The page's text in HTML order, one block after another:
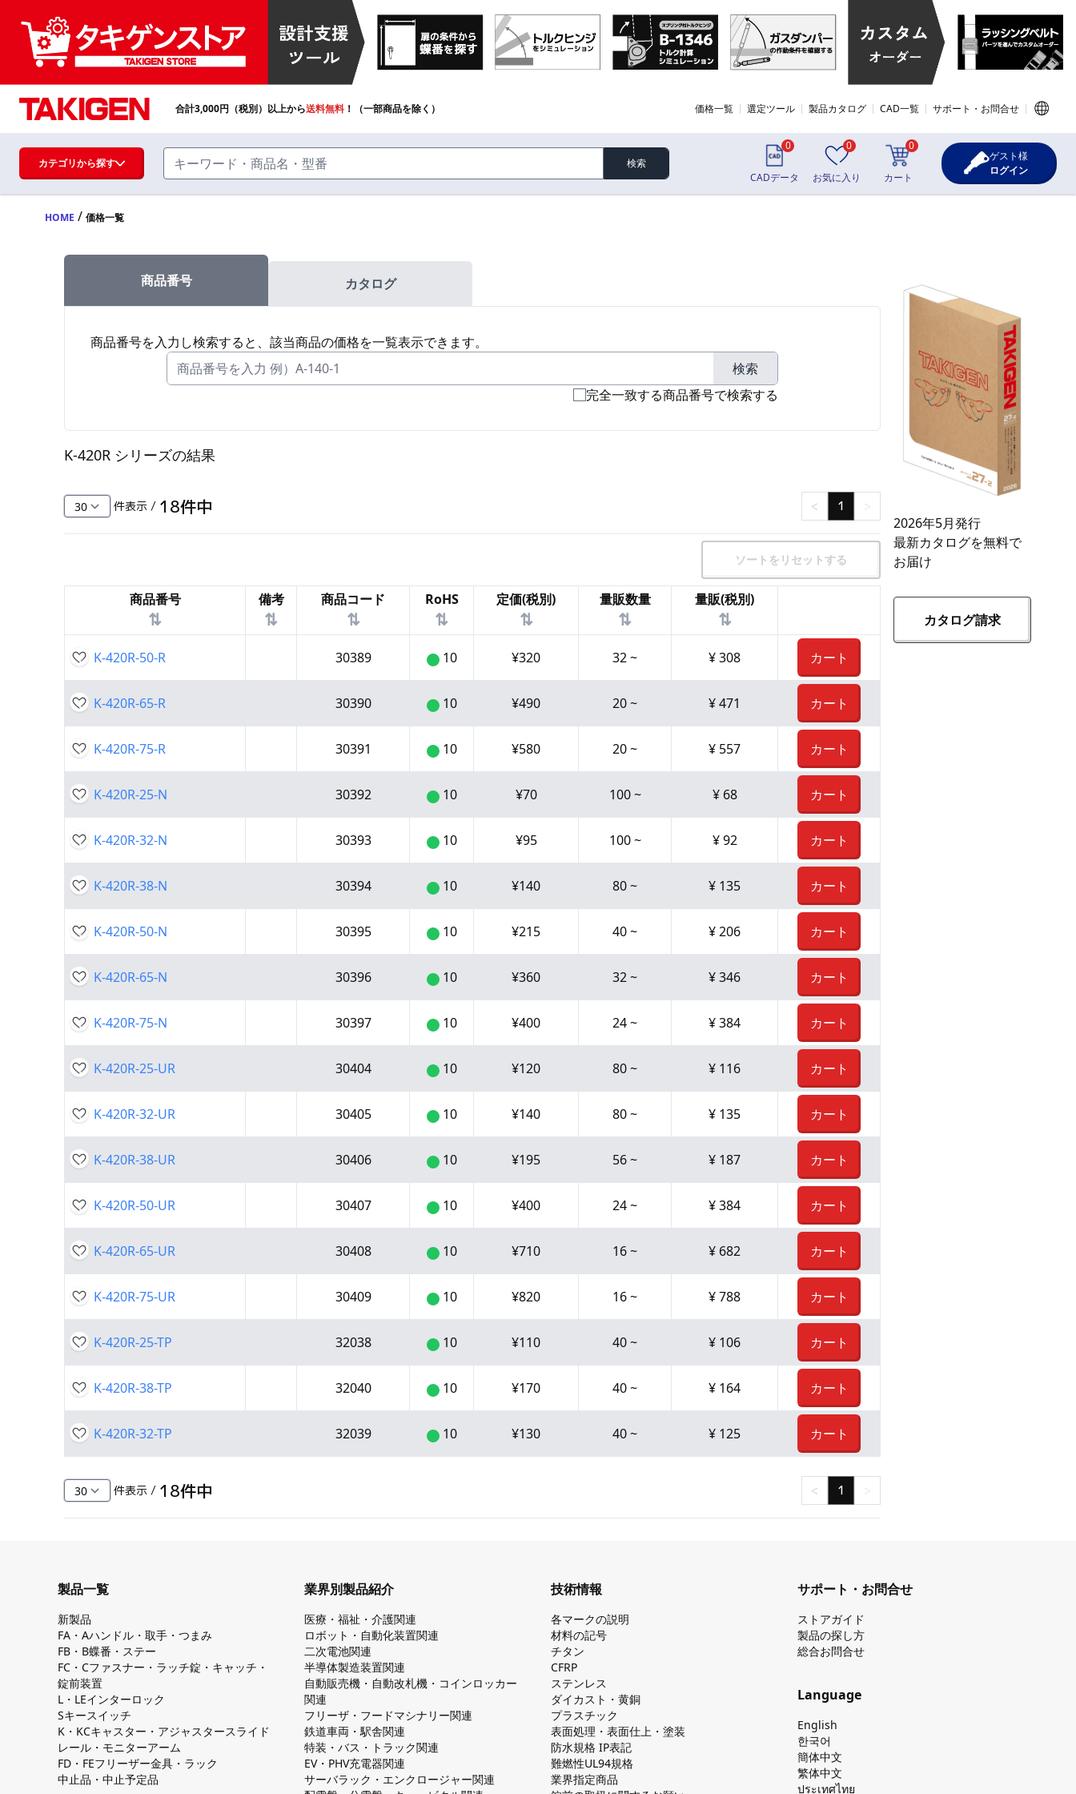
ハンドル・取手・つまみ・周辺機器
蝶番・ステー・周辺機器
FB・B
ファスナー・ラッチ錠・キャッチ・錠前
L・LE
S
キャスター・アジャスター・スライドレ
断熱・ライト・ラック
合計3,000円（税別）以上から送料無料 ！（一部商品を除く） 価格一覧 選定ツール 製品カタログ CAD一覧 サポート・お問合せ
カテゴリから探す 検索
0
CADデータ
0
お気に入り
0
カート
ゲスト様
ログイン
HOME / 価格一覧
商品番号 カタログ
商品番号を入力し検索すると、該当商品の価格を一覧表示できます。
検索
完全一致する商品番号で検索する
K-420R シリーズの結果
件表示 / 18件中 < 1 >
ソートをリセットする
商品番号
⇅
備考
⇅
商品コード
⇅
RoHS
⇅
定価(税別)
⇅
量販数量
⇅
量販(税別)
⇅
K-420R-50-R 30389 10 ¥320 32~ ¥308 カート
K-420R-65-R 30390 10 ¥490 20~ ¥471 カート
K-420R-75-R 30391 10 ¥580 20~ ¥ 557 カート
K-420R-25-N 30392 10 ¥70 100~ ¥ 68 カート
K-420R-32-N 30393 10 ¥95 100~ ¥92 カート
K-420R-38-N 30394 10 ¥140 80~ ¥ 135 カート
K-420R-50-N 30395 10 ¥215 40~ ¥206 カート
K-420R-65-N 30396 10 ¥360 32~ ¥346 カート
K-420R-75-N 30397 10 ¥400 24~ ¥384 カート
K-420R-25-UR 30404 10 ¥120 80~ ¥ 116 カート
K-420R-32-UR 30405 10 ¥140 80~ ¥ 135 カート
K-420R-38-UR 30406 10 ¥195 56~ ¥ 187 カート
K-420R-50-UR 30407 10 ¥400 24~ ¥384 カート
K-420R-65-UR 30408 10 ¥710 16~ ¥ 682 カート
K-420R-75-UR 30409 10 ¥820 16~ ¥788 カート
K-420R-25-TP 32038 10 ¥110 40~ ¥ 106 カート
K-420R-38-TP 32040 10 ¥170 40~ ¥ 164 カート
K-420R-32-TP 32039 10 ¥130 40~ ¥ 125 カート
件表示 / 18件中 < 1 >
2026年5月発行
最新カタログを無料で
お届け
カタログ請求
製品一覧
新製品
FA・Aハンドル・取手・つまみ
FB・B蝶番・ステー
FC・Cファスナー・ラッチ錠・キャッチ・
錠前装置
L・LEインターロック
Sキースイッチ
K・KCキャスター・アジャスタースライド
レール・モニターアーム
FD・FEフリーザー金具・ラック
中止品・中止予定品
業界別製品紹介
医療・福祉・介護関連
ロボット・自動化装置関連
二次電池関連
半導体製造装置関連
自動販売機・自動改札機・コインロッカー
関連
フリーザ・フードマシナリー関連
鉄道車両・駅舎関連
特装・バス・トラック関連
EV・PHV充電器関連
サーバラック・エンクロージャー関連
技術情報
各マークの説明
材料の記号
チタン
CFRP
ステンレス
ダイカスト・⻩銅
プラスチック
表面処理・表面仕上・塗装
防⽔規格 IP表記
難燃性UL94規格
業界指定商品
サポート・お問合せ
ストアガイド
製品の探し⽅
総合お問合せ
Language
English
한국어
簡体中文
繁体中文
ประเทศไทย